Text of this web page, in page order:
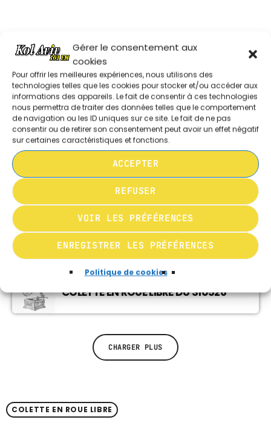
Gérer le consentement aux
cookies
Pour offrir les meilleures expériences, nous utilisons des
technologies telles que les cookies pour stocker et/ou accéder aux
informations des appareils. Le fait de consentir à ces technologies
nous permettra de traiter des données telles que le comportement
de navigation ou les ID uniques sur ce site. Le fait de ne pas
consentir ou de retirer son consentement peut avoir un effet négatif
sur certaines caractéristiques et fonctions.
ACCEPTER
REFUSER
VOIR LES PRÉFÉRENCES
ENREGISTRER LES PRÉFÉRENCES
Politique de cookies
SAVEUR TRADITION ETC ..
10:00 - 10:30 COLETTE EN ROUE LIBRE DU 280626
COLETTE EN ROUE LIBRE DU 210626
COLETTE EN ROUE LIBRE DU 070626
COLETTE EN ROUE LIBRE DU 310526
CHARGER PLUS
COLETTE EN ROUE LIBRE